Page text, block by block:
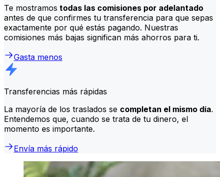
Te mostramos todas las comisiones por adelantado
antes de que confirmes tu transferencia para que sepas
exactamente por qué estás pagando. Nuestras
comisiones más bajas significan más ahorros para ti.
Gasta menos
Transferencias más rápidas
La mayoría de los traslados se completan el mismo día.
Entendemos que, cuando se trata de tu dinero, el
momento es importante.
Envía más rápido